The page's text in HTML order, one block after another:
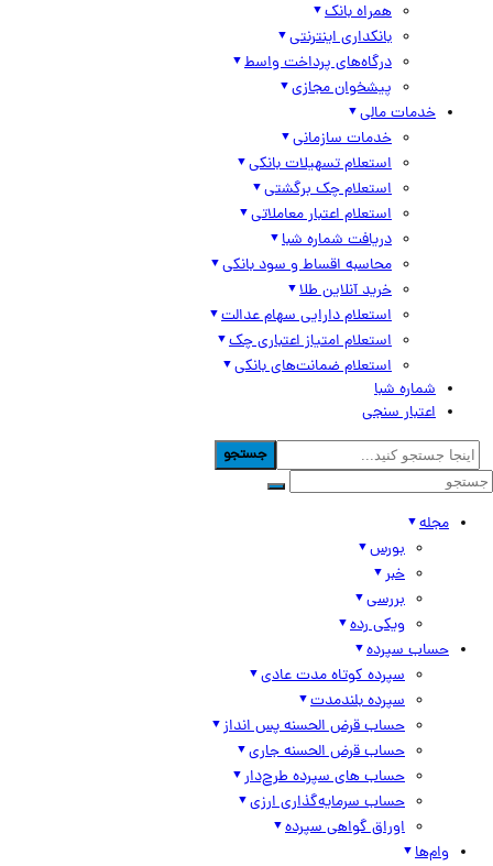
همراه بانک
بانکداری اینترنتی
درگاه‌های پرداخت واسط
پیشخوان مجازی
خدمات مالی
خدمات سازمانی
استعلام تسهیلات بانکی
استعلام چک برگشتی
استعلام اعتبار معاملاتی
دریافت شماره شبا
محاسبه اقساط و سود بانکی
خرید آنلاین طلا
استعلام دارایی سهام عدالت
استعلام امتیاز اعتباری چک
استعلام ضمانت‌های بانکی
شماره شبا
اعتبار سنجی
جستجو
مجله
بورس
خبر
بررسی
ویکی رده
حساب سپرده
سپرده کوتاه مدت عادی
سپرده بلندمدت
حساب قرض الحسنه پس انداز
حساب قرض الحسنه جاری
حساب های سپرده طرح‌دار
حساب سرمایه‌گذاری ارزی
اوراق گواهی سپرده
وام‌ها